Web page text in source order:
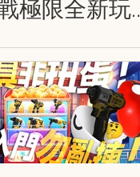
極限全新玩
20V 飛砂